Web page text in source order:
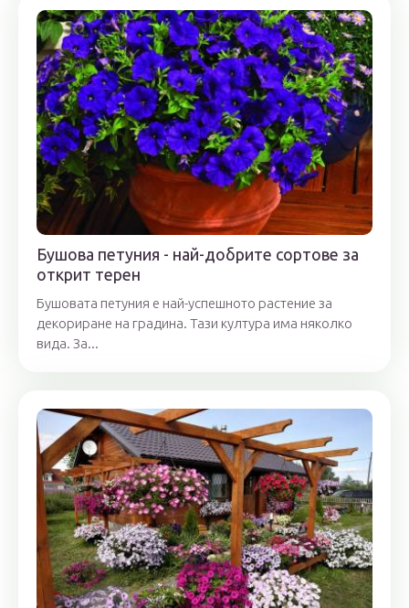
Бушова петуния - най-добрите сортове за
открит терен
Бушовата петуния е най-успешното растение за
декориране на градина. Тази култура има няколко
вида. За...